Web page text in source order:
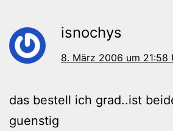
isnochys
8. März 2006 um 21:58
das bestell ich grad..ist
guenstig